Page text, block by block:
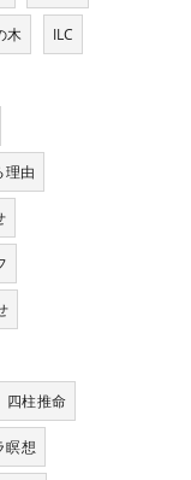
木 ILC
理由
四柱推命
瞑想